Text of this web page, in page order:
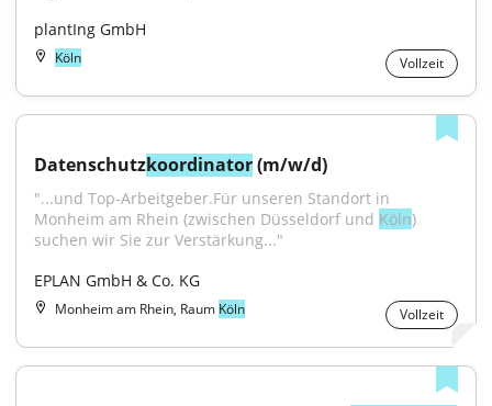
plantIng GmbH
Köln Vollzeit
Datenschutzkoordinator (m/w/d)
"...und Top-Arbeitgeber.Für unseren Standort in
Monheim am Rhein (zwischen Düsseldorf und Köln)
suchen wir Sie zur Verstärkung..."
EPLAN GmbH & Co. KG
Monheim am Rhein, Raum Köln Vollzeit